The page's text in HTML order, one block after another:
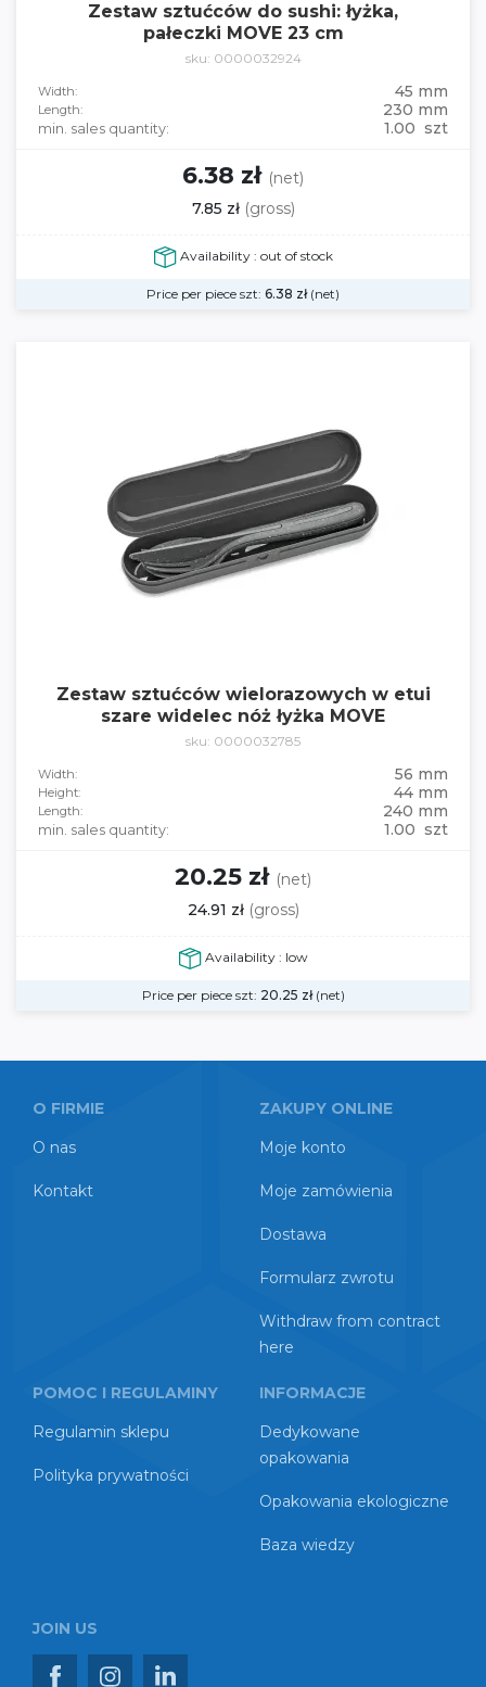
Zestaw sztućców do sushi: łyżka,
pałeczki MOVE 23 cm
sku: 0000032924
Width: 45 mm
Length: 230 mm
min. sales quantity: 1.00 szt
6.38 zł (net)
7.85 zł (gross)
Availability : out of stock
Price per piece szt: 6.38 zł(net)
Zestaw sztućców wielorazowych w etui
szare widelec nóż łyżka MOVE
sku: 0000032785
Width: 56 mm
Height: 44 mm
Length: 240 mm
min. sales quantity: 1.00 szt
20.25 zł (net)
24.91 zł (gross)
Availability : low
Price per piece szt: 20.25 zł(net)
O FIRMIE
O nas
Kontakt
ZAKUPY ONLINE
Moje konto
Moje zamówienia
Dostawa
Formularz zwrotu
Withdraw from contract
here
POMOC I REGULAMINY
Regulamin sklepu
Polityka prywatności
INFORMACJE
Dedykowane
opakowania
Opakowania ekologiczne
Baza wiedzy
JOIN US